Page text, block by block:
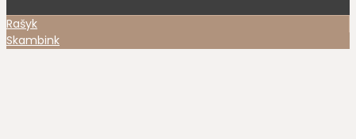
Rašyk
Skambink